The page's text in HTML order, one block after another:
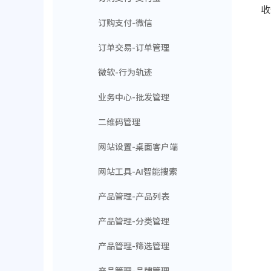
订购支付-微信
订单交易-订单管理
微软-行为轨迹
业务中心-批发管理
二维码管理
网站设置-桌面客户端
网站工具-AI智能搜索
产品管理-产品列表
产品管理-分类管理
产品管理-筛选管理